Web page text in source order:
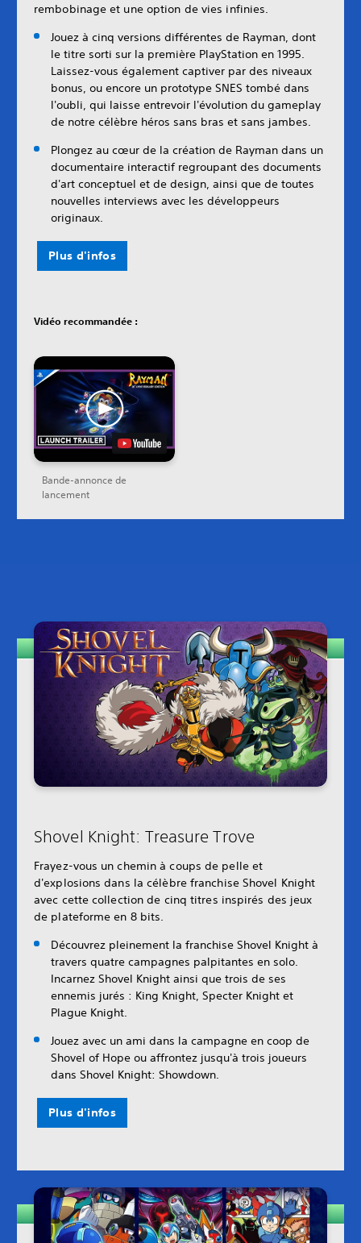
rembobinage et une option de vies infinies.
Jouez à cinq versions différentes de Rayman, dont
le titre sorti sur la première PlayStation en 1995.
Laissez-vous également captiver par des niveaux
bonus, ou encore un prototype SNES tombé dans
l'oubli, qui laisse entrevoir l'évolution du gameplay
de notre célèbre héros sans bras et sans jambes.
Plongez au cœur de la création de Rayman dans un
documentaire interactif regroupant des documents
d'art conceptuel et de design, ainsi que de toutes
nouvelles interviews avec les développeurs
originaux.
Plus d'infos
Vidéo recommandée :
Bande-annonce de
lancement
Shovel Knight: Treasure Trove
Frayez-vous un chemin à coups de pelle et
d'explosions dans la célèbre franchise Shovel Knight
avec cette collection de cinq titres inspirés des jeux
de plateforme en 8 bits.
Découvrez pleinement la franchise Shovel Knight à
travers quatre campagnes palpitantes en solo.
Incarnez Shovel Knight ainsi que trois de ses
ennemis jurés : King Knight, Specter Knight et
Plague Knight.
Jouez avec un ami dans la campagne en coop de
Shovel of Hope ou affrontez jusqu'à trois joueurs
dans Shovel Knight: Showdown.
Plus d'infos